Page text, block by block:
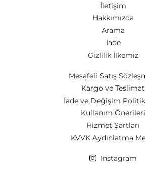
İletişim
Hakkımızda
Arama
İade
Gizlilik İlkemiz
Mesafeli Satış
Kargo ve Teslimat
İade ve Değişim
Kullanım Önerileri
Hizmet Şartları
KVVK Aydınlatma
Instagram